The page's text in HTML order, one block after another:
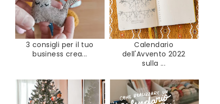
3 consigli per il tuo
business crea...
Calendario
dell'Avvento 2022
sulla ...